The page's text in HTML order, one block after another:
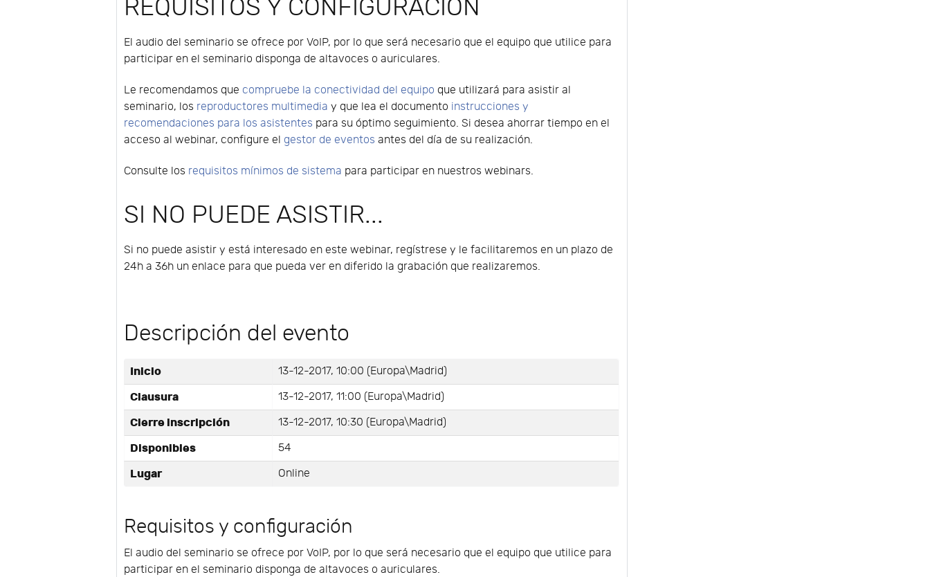
REQUISITOS Y CONFIGURACIÓN
El audio del seminario se ofrece por VoIP, por lo que será necesario que el equipo que utilice para
participar en el seminario disponga de altavoces o auriculares.
Le recomendamos que compruebe la conectividad del equipo que utilizará para asistir al
seminario, los reproductores multimedia y que lea el documento instrucciones y
recomendaciones para los asistentes para su óptimo seguimiento. Si desea ahorrar tiempo en el
acceso al webinar, configure el gestor de eventos antes del día de su realización.
Consulte los requisitos mínimos de sistema para participar en nuestros webinars.
SI NO PUEDE ASISTIR...
Si no puede asistir y está interesado en este webinar, regístrese y le facilitaremos en un plazo de
24h a 36h un enlace para que pueda ver en diferido la grabación que realizaremos.
Descripción del evento
Inicio 13-12-2017, 10:00 (Europa\Madrid)
Clausura 13-12-2017, 11:00 (Europa\Madrid)
Cierre inscripción 13-12-2017, 10:30 (Europa\Madrid)
Disponibles 54
Lugar Online
Requisitos y configuración
El audio del seminario se ofrece por VoIP, por lo que será necesario que el equipo que utilice para
participar en el seminario disponga de altavoces o auriculares.